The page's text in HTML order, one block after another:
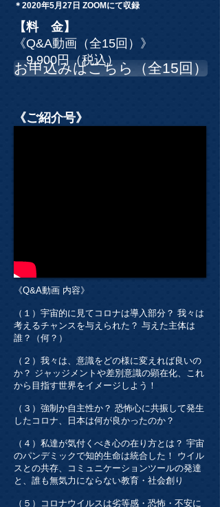
＊2020年5月27日 ZOOMにて収録
【料 金】
《Q&A動画（全15回）》
9,900円（税込）
お申込みはこちら（全15回）
《ご紹介号》
《Q&A動画 内容》
（１）宇宙的に見てコロナは導入部分？ 我々は
考えるチャンスを与えられた？ 与えた主体は
誰？（何？）
（２）我々は、意識をどの様に変えれば良いの
か？ ジャッジメントや差別意識の顕在化、これ
から目指す世界をイメージしよう！
（３）強制か自主性か？ 恐怖心に共振して発生
したコロナ、日本は何が良かったのか？
（４）私達が気付くべき心の在り方とは？ 宇宙
のパンデミックで知的生命は統合した！ ウイル
スとの共存、コミュニケーションツールの発達
と、誰も無気力にならない教育・社会創り
（５）コロナウイルスは劣等感・恐怖・不安に